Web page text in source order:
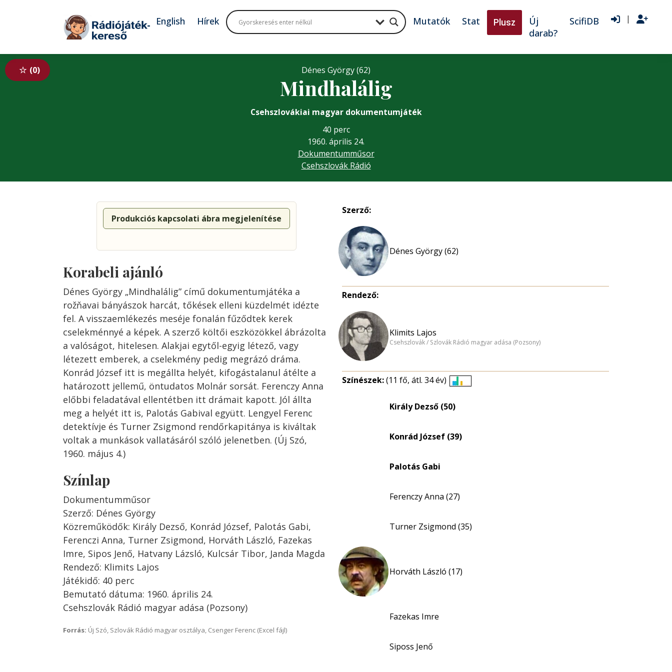
Tovább a tartalomhoz
English Hírek Mutatók Stat Plusz
Új
darab?
ScifiDB |
0 Dénes György (62)
Mindhalálig
Csehszlovákiai magyar dokumentumjáték
40 perc
1960. április 24.
Dokumentumműsor
Csehszlovák Rádió
Produkciós kapcsolati ábra megjelenítése
Korabeli ajánló
Dénes György „Mindhalálig” című dokumentumjátéka a
rožňavai bányászok harcát, tőkések elleni küzdelmét idézte
fel. A visszaemlékezés meséje fonalán fűződtek kerek
cselekménnyé a képek. A szerző költői eszközökkel ábrázolta
a valóságot, hitelesen. Alakjai egytől-egyig létező, vagy
létezett emberek, a cselekmény pedig megrázó dráma.
Konrád József itt is megállta helyét, kifogástalanul átélte a
határozott jellemű, öntudatos Molnár sorsát. Ferenczy Anna
előbbi feladatával ellentétben itt drámait kapott. Jól állta
meg a helyét itt is, Palotás Gabival együtt. Lengyel Ferenc
detektívje és Turner Zsigmond rendőrkapitánya is kiváltak
voltak a munkások vallatásáról szóló jelenetben. (Új Szó,
1960. május 4.)
Színlap
Dokumentumműsor
Szerző: Dénes György
Közreműködők: Király Dezső, Konrád József, Palotás Gabi,
Ferenczi Anna, Turner Zsigmond, Horváth László, Fazekas
Imre, Sipos Jenő, Hatvany Lázsló, Kulcsár Tibor, Janda Magda
Rendező: Klimits Lajos
Játékidő: 40 perc
Bemutató dátuma: 1960. április 24.
Csehszlovák Rádió magyar adása (Pozsony)
Forrás: Új Szó, Szlovák Rádió magyar osztálya, Csenger Ferenc (Excel fájl)
Szerző:
Dénes György (62)
Rendező:
Klimits Lajos
Csehszlovák / Szlovák Rádió magyar adása (Pozsony)
Színészek:(11 fő, átl. 34 év)
Király Dezső (50)
Konrád József (39)
Palotás Gabi
Ferenczy Anna (27)
Turner Zsigmond (35)
Horváth László (17)
Fazekas Imre
Siposs Jenő